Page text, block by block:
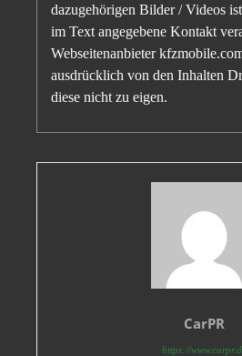
dazugehörigen Bilder / Videos
im Text angegebene Kontakt
Webseitenanbieter
ausdrücklich von den Inhalten
diese nicht zu eigen.
CarPR
https://